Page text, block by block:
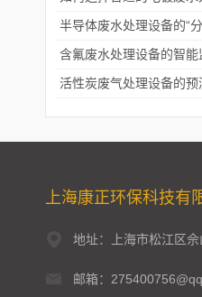
活性炭废气处理设备的预
上海康正环保科技有
地址：上海市松江区
邮箱：